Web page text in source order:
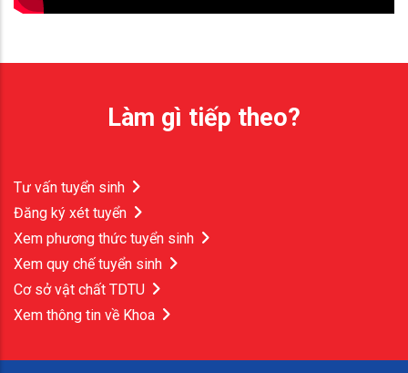
Làm gì tiếp theo?
Tư vấn tuyển sinh
Đăng ký xét tuyển
Xem phương thức tuyển sinh
Xem quy chế tuyển sinh
Cơ sở vật chất TDTU
Xem thông tin về Khoa